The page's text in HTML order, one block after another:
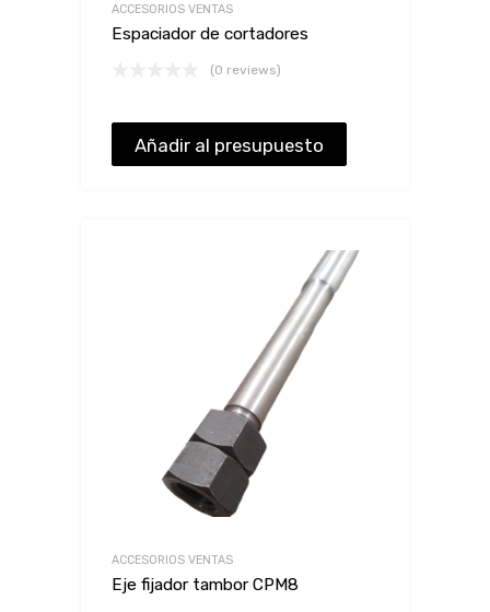
ACCESORIOS VENTAS
Espaciador de cortadores
(0 reviews)
Añadir al presupuesto
ACCESORIOS VENTAS
Eje fijador tambor CPM8